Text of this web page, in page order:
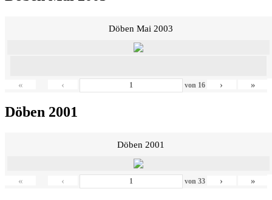
Döben Mai 2003
« ‹ von 16 › »
Döben 2001
Döben 2001
« ‹ von 33 › »